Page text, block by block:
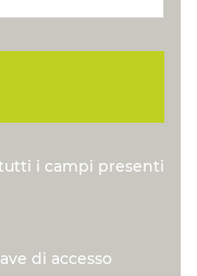
i campi presenti
di accesso